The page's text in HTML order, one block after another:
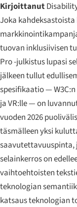
Kirjoittanut
Joka
tuovan inklusiivisen
Pro -julkistus lupasi
jälkeen tullut
spesifikaatio —
ja VR:lle — on
vuoden 2026
täsmälleen yksi
saavutettavuuspinta,
selainkerros on
vaihtoehtoisten
teknologian
katsaus teknologian